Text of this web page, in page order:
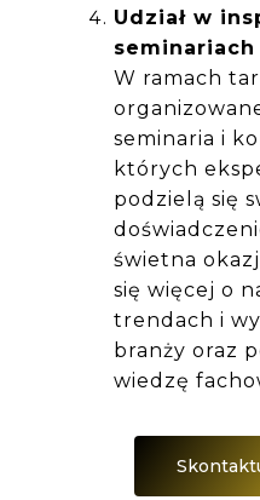
Udział w
W ramach
seminaria i
których
podzielą się
świetna
się więcej o
trendach i
branży oraz
wiedzę